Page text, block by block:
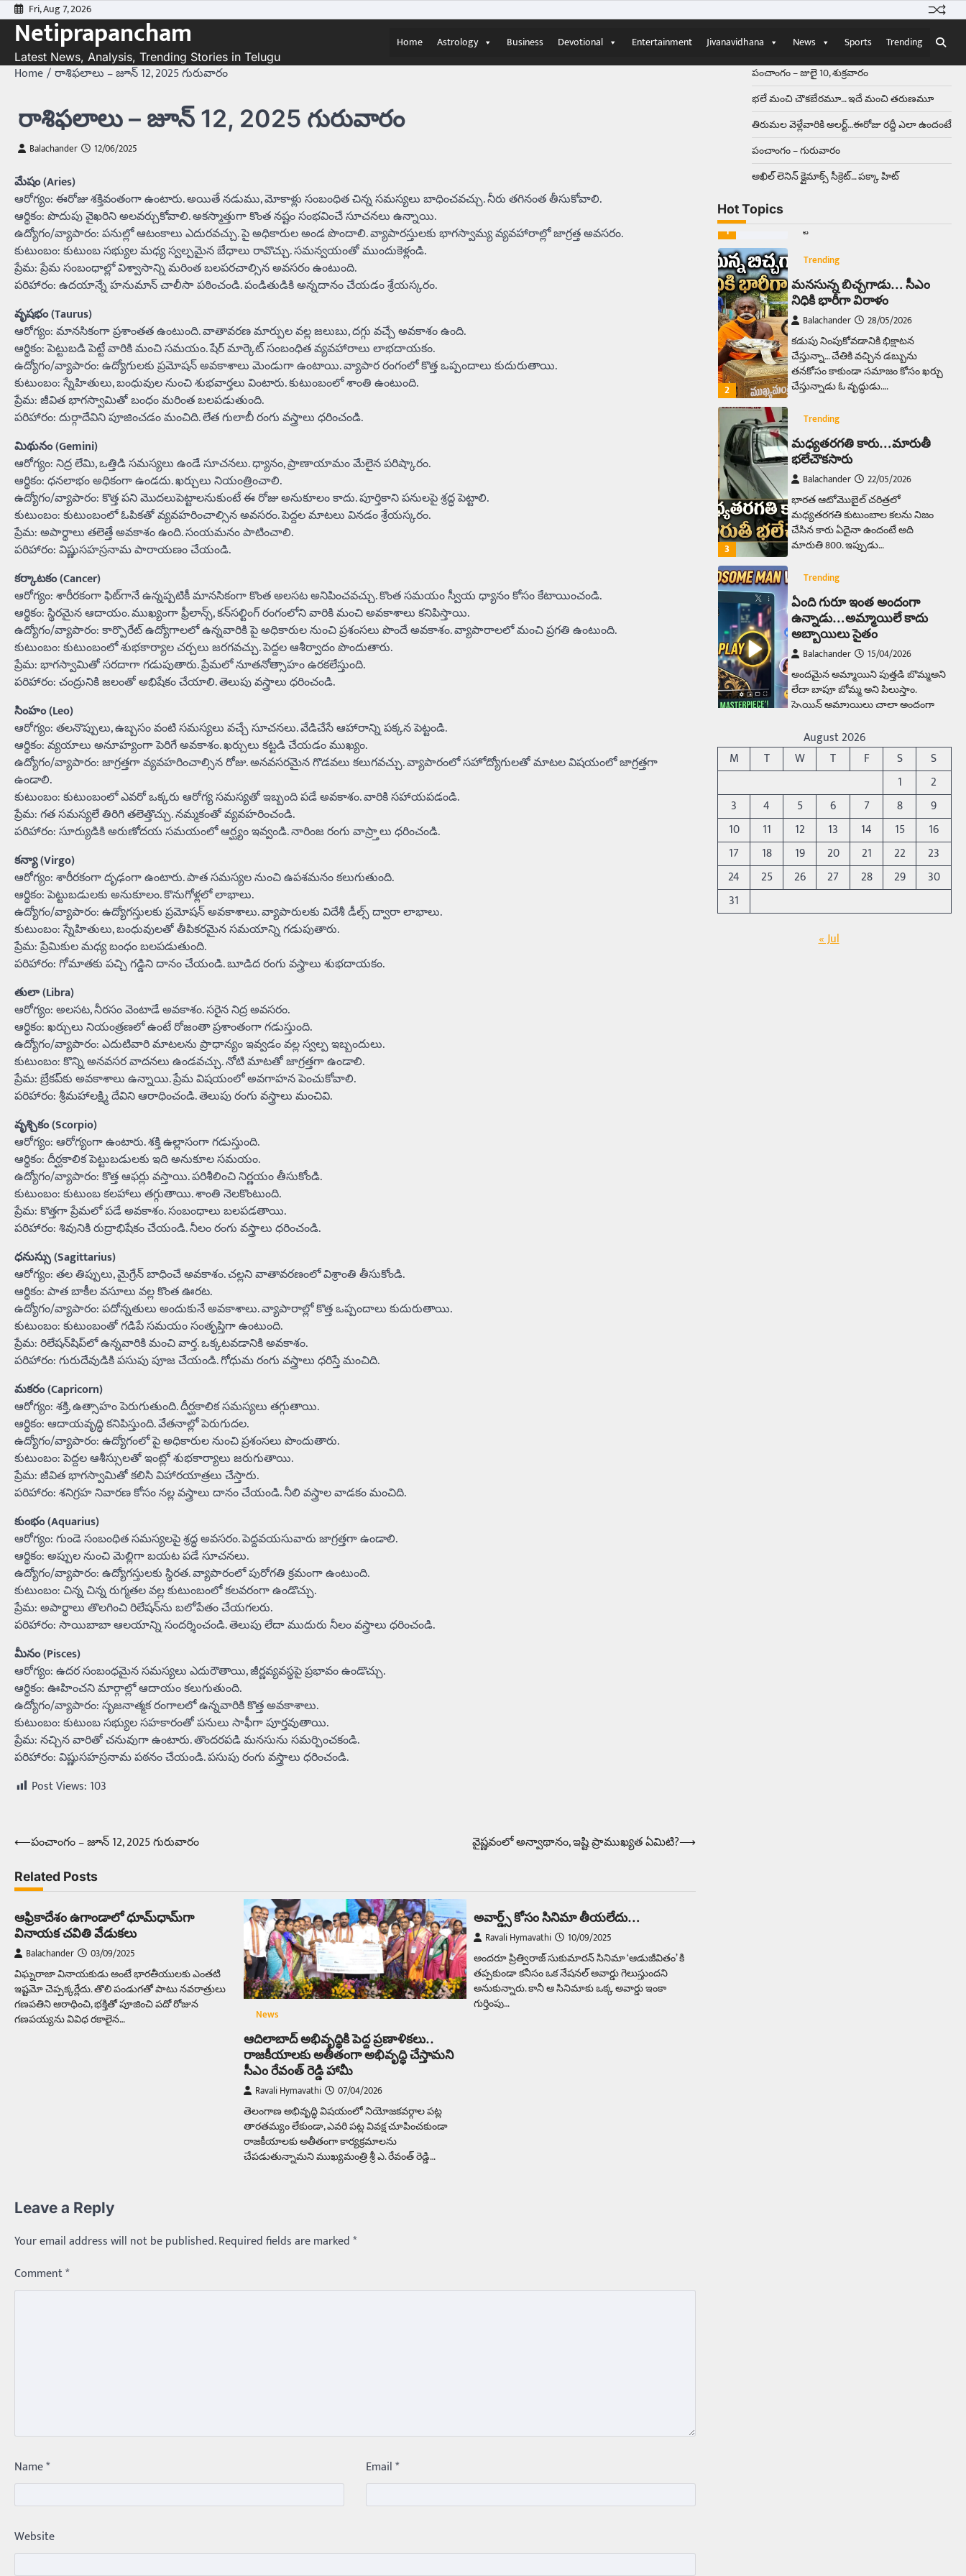
Skip
to
content
Fri, Aug 7, 2026
Netiprapancham
Latest News, Analysis, Trending Stories in Telugu
Home Astrology Business Devotional Entertainment Jivanavidhana News Sports Trending
Home రాశిఫలాలు – జూన్‌ 12, 2025 గురువారం
రాశిఫలాలు – జూన్‌ 12, 2025 గురువారం
Balachander 12/06/2025
మేషం (Aries)
ఆరోగ్యం: ఈరోజు శక్తివంతంగా ఉంటారు. అయితే నడుము, మోకాళ్లు సంబంధిత చిన్న సమస్యలు బాధించవచ్చు. నీరు తగినంత తీసుకోవాలి.
ఆర్థికం: పొదుపు వైఖరిని అలవర్చుకోవాలి. అకస్మాత్తుగా కొంత నష్టం సంభవించే సూచనలు ఉన్నాయి.
ఉద్యోగం/వ్యాపారం: పనుల్లో ఆటంకాలు ఎదురవచ్చు. పై అధికారుల అండ పొందాలి. వ్యాపారస్తులకు భాగస్వామ్య వ్యవహారాల్లో జాగ్రత్త అవసరం.
కుటుంబం: కుటుంబ సభ్యుల మధ్య స్వల్పమైన బేధాలు రావొచ్చు. సమన్వయంతో ముందుకెళ్లండి.
ప్రేమ: ప్రేమ సంబంధాల్లో విశ్వాసాన్ని మరింత బలపరచాల్సిన అవసరం ఉంటుంది.
పరిహారం: ఉదయాన్నే హనుమాన్ చాలీసా పఠించండి. పండితుడికి అన్నదానం చేయడం శ్రేయస్కరం.
వృషభం (Taurus)
ఆరోగ్యం: మానసికంగా ప్రశాంతత ఉంటుంది. వాతావరణ మార్పుల వల్ల జలుబు, దగ్గు వచ్చే అవకాశం ఉంది.
ఆర్థికం: పెట్టుబడి పెట్టే వారికి మంచి సమయం. షేర్ మార్కెట్ సంబంధిత వ్యవహారాలు లాభదాయకం.
ఉద్యోగం/వ్యాపారం: ఉద్యోగులకు ప్రమోషన్ అవకాశాలు మెండుగా ఉంటాయి. వ్యాపార రంగంలో కొత్త ఒప్పందాలు కుదురుతాయి.
కుటుంబం: స్నేహితులు, బంధువుల నుంచి శుభవార్తలు వింటారు. కుటుంబంలో శాంతి ఉంటుంది.
ప్రేమ: జీవిత భాగస్వామితో బంధం మరింత బలపడుతుంది.
పరిహారం: దుర్గాదేవిని పూజించడం మంచిది. లేత గులాబీ రంగు వస్త్రాలు ధరించండి.
మిథునం (Gemini)
ఆరోగ్యం: నిద్ర లేమి, ఒత్తిడి సమస్యలు ఉండే సూచనలు. ధ్యానం, ప్రాణాయామం మేలైన పరిష్కారం.
ఆర్థికం: ధనలాభం అధికంగా ఉండదు. ఖర్చులు నియంత్రించాలి.
ఉద్యోగం/వ్యాపారం: కొత్త పని మొదలుపెట్టాలనుకుంటే ఈ రోజు అనుకూలం కాదు. పూర్తికాని పనులపై శ్రద్ధ పెట్టాలి.
కుటుంబం: కుటుంబంలో ఓపికతో వ్యవహరించాల్సిన అవసరం. పెద్దల మాటలు వినడం శ్రేయస్కరం.
ప్రేమ: అపార్థాలు తలెత్తే అవకాశం ఉంది. సంయమనం పాటించాలి.
పరిహారం: విష్ణుసహస్రనామ పారాయణం చేయండి.
కర్కాటకం (Cancer)
ఆరోగ్యం: శారీరకంగా ఫిట్‌గానే ఉన్నప్పటికీ మానసికంగా కొంత అలసట అనిపించవచ్చు. కొంత సమయం స్వీయ ధ్యానం కోసం కేటాయించండి.
ఆర్థికం: స్థిరమైన ఆదాయం. ముఖ్యంగా ఫ్రీలాన్స్, కన్‌సల్టింగ్ రంగంలోని వారికి మంచి అవకాశాలు కనిపిస్తాయి.
ఉద్యోగం/వ్యాపారం: కార్పొరేట్ ఉద్యోగాలలో ఉన్నవారికి పై అధికారుల నుంచి ప్రశంసలు పొందే అవకాశం. వ్యాపారాలలో మంచి ప్రగతి ఉంటుంది.
కుటుంబం: కుటుంబంలో శుభకార్యాల చర్చలు జరగవచ్చు. పెద్దల ఆశీర్వాదం పొందుతారు.
ప్రేమ: భాగస్వామితో సరదాగా గడుపుతారు. ప్రేమలో నూతనోత్సాహం ఉరకలేస్తుంది.
పరిహారం: చంద్రునికి జలంతో అభిషేకం చేయాలి. తెలుపు వస్త్రాలు ధరించండి.
సింహం (Leo)
ఆరోగ్యం: తలనొప్పులు, ఉబ్బసం వంటి సమస్యలు వచ్చే సూచనలు. వేడిచేసే ఆహారాన్ని పక్కన పెట్టండి.
ఆర్థికం: వ్యయాలు అనూహ్యంగా పెరిగే అవకాశం. ఖర్చులు కట్టడి చేయడం ముఖ్యం.
ఉద్యోగం/వ్యాపారం: జాగ్రత్తగా వ్యవహరించాల్సిన రోజు. అనవసరమైన గొడవలు కలుగవచ్చు. వ్యాపారంలో సహోద్యోగులతో మాటల విషయంలో జాగ్రత్తగా
ఉండాలి.
కుటుంబం: కుటుంబంలో ఎవరో ఒక్కరు ఆరోగ్య సమస్యతో ఇబ్బంది పడే అవకాశం. వారికి సహాయపడండి.
ప్రేమ: గత సమస్యలే తిరిగి తలెత్తొచ్చు. నమ్మకంతో వ్యవహరించండి.
పరిహారం: సూర్యుడికి అరుణోదయ సమయంలో ఆర్ఘ్యం ఇవ్వండి. నారింజ రంగు వాస్ర్తాలు ధరించండి.
కన్యా (Virgo)
ఆరోగ్యం: శారీరకంగా దృఢంగా ఉంటారు. పాత సమస్యల నుంచి ఉపశమనం కలుగుతుంది.
ఆర్థికం: పెట్టుబడులకు అనుకూలం. కొనుగోళ్లలో లాభాలు.
ఉద్యోగం/వ్యాపారం: ఉద్యోగస్తులకు ప్రమోషన్ అవకాశాలు. వ్యాపారులకు విదేశీ డీల్స్ ద్వారా లాభాలు.
కుటుంబం: స్నేహితులు, బంధువులతో తీపికరమైన సమయాన్ని గడుపుతారు.
ప్రేమ: ప్రేమికుల మధ్య బంధం బలపడుతుంది.
పరిహారం: గోమాతకు పచ్చి గడ్డిని దానం చేయండి. బూడిద రంగు వస్త్రాలు శుభదాయకం.
తులా (Libra)
ఆరోగ్యం: అలసట, నీరసం వెంటాడే అవకాశం. సరైన నిద్ర అవసరం.
ఆర్థికం: ఖర్చులు నియంత్రణలో ఉంటే రోజంతా ప్రశాంతంగా గడుస్తుంది.
ఉద్యోగం/వ్యాపారం: ఎదుటివారి మాటలను ప్రాధాన్యం ఇవ్వడం వల్ల స్వల్ప ఇబ్బందులు.
కుటుంబం: కొన్ని అనవసర వాదనలు ఉండవచ్చు. నోటి మాటతో జాగ్రత్తగా ఉండాలి.
ప్రేమ: బ్రేకప్‌కు అవకాశాలు ఉన్నాయి. ప్రేమ విషయంలో అవగాహన పెంచుకోవాలి.
పరిహారం: శ్రీమహాలక్ష్మి దేవిని ఆరాధించండి. తెలుపు రంగు వస్త్రాలు మంచివి.
వృశ్చికం (Scorpio)
ఆరోగ్యం: ఆరోగ్యంగా ఉంటారు. శక్తి ఉల్లాసంగా గడుస్తుంది.
ఆర్థికం: దీర్ఘకాలిక పెట్టుబడులకు ఇది అనుకూల సమయం.
ఉద్యోగం/వ్యాపారం: కొత్త ఆఫర్లు వస్తాయి. పరిశీలించి నిర్ణయం తీసుకోండి.
కుటుంబం: కుటుంబ కలహాలు తగ్గుతాయి. శాంతి నెలకొంటుంది.
ప్రేమ: కొత్తగా ప్రేమలో పడే అవకాశం. సంబంధాలు బలపడతాయి.
పరిహారం: శివునికి రుద్రాభిషేకం చేయండి. నీలం రంగు వస్త్రాలు ధరించండి.
ధనుస్సు (Sagittarius)
ఆరోగ్యం: తల తిప్పులు, మైగ్రేన్ బాధించే అవకాశం. చల్లని వాతావరణంలో విశ్రాంతి తీసుకోండి.
ఆర్థికం: పాత బాకీల వసూలు వల్ల కొంత ఊరట.
ఉద్యోగం/వ్యాపారం: పదోన్నతులు అందుకునే అవకాశాలు. వ్యాపారాల్లో కొత్త ఒప్పందాలు కుదురుతాయి.
కుటుంబం: కుటుంబంతో గడిపే సమయం సంతృప్తిగా ఉంటుంది.
ప్రేమ: రిలేషన్‌షిప్‌లో ఉన్నవారికి మంచి వార్త. ఒక్కటవడానికి అవకాశం.
పరిహారం: గురుదేవుడికి పసుపు పూజ చేయండి. గోధుమ రంగు వస్త్రాలు ధరిస్తే మంచిది.
మకరం (Capricorn)
ఆరోగ్యం: శక్తి, ఉత్సాహం పెరుగుతుంది. దీర్ఘకాలిక సమస్యలు తగ్గుతాయి.
ఆర్థికం: ఆదాయవృద్ధి కనిపిస్తుంది. వేతనాల్లో పెరుగుదల.
ఉద్యోగం/వ్యాపారం: ఉద్యోగంలో పై అధికారుల నుంచి ప్రశంసలు పొందుతారు.
కుటుంబం: పెద్దల ఆశీస్సులతో ఇంట్లో శుభకార్యాలు జరుగుతాయి.
ప్రేమ: జీవిత భాగస్వామితో కలిసి విహారయాత్రలు చేస్తారు.
పరిహారం: శనిగ్రహ నివారణ కోసం నల్ల వస్త్రాలు దానం చేయండి. నీలి వస్త్రాల వాడకం మంచిది.
కుంభం (Aquarius)
ఆరోగ్యం: గుండె సంబంధిత సమస్యలపై శ్రద్ధ అవసరం. పెద్దవయసువారు జాగ్రత్తగా ఉండాలి.
ఆర్థికం: అప్పుల నుంచి మెల్లిగా బయట పడే సూచనలు.
ఉద్యోగం/వ్యాపారం: ఉద్యోగస్తులకు స్థిరత. వ్యాపారంలో పురోగతి క్రమంగా ఉంటుంది.
కుటుంబం: చిన్న చిన్న రుగ్మతల వల్ల కుటుంబంలో కలవరంగా ఉండొచ్చు.
ప్రేమ: అపార్థాలు తొలగించి రిలేషన్‌ను బలోపేతం చేయగలరు.
పరిహారం: సాయిబాబా ఆలయాన్ని సందర్శించండి. తెలుపు లేదా ముదురు నీలం వస్త్రాలు ధరించండి.
మీనం (Pisces)
ఆరోగ్యం: ఉదర సంబంధమైన సమస్యలు ఎదురౌతాయి, జీర్ణవ్యవస్థపై ప్రభావం ఉండొచ్చు.
ఆర్థికం: ఊహించని మార్గాల్లో ఆదాయం కలుగుతుంది.
ఉద్యోగం/వ్యాపారం: సృజనాత్మక రంగాలలో ఉన్నవారికి కొత్త అవకాశాలు.
కుటుంబం: కుటుంబ సభ్యుల సహకారంతో పనులు సాఫీగా పూర్తవుతాయి.
ప్రేమ: నచ్చిన వారితో చనువుగా ఉంటారు. తొందరపడి మనసును సమర్పించకండి.
పరిహారం: విష్ణుసహస్రనామ పఠనం చేయండి. పసుపు రంగు వస్త్రాలు ధరించండి.
Post Views: 103
Post
navigation
⟵పంచాంగం – జూన్‌ 12, 2025 గురువారం వైష్ణవంలో అన్వాథానం, ఇష్టి ప్రాముఖ్యత ఏమిటి?⟶
Related Posts
ఆఫ్రికాదేశం ఉగాండాలో ధూమ్‌ధామ్‌గా
వినాయక చవితి వేడుకలు
Balachander
03/09/2025
విఘ్నరాజా వినాయకుడు అంటే భారతీయులకు ఎంతటి
ఇష్టమో చెప్పక్కర్లేదు. తొలి పండుగతో పాటు నవరాత్రులు
గణపతిని ఆరాధించి, భక్తితో పూజించి పదో రోజున
గణపయ్యను వివిధ రకాలైన…
News
ఆదిలాబాద్ అభివృద్ధికి పెద్ద ప్రణాళికలు..
రాజకీయాలకు అతీతంగా అభివృద్ధి చేస్తామని
సీఎం రేవంత్ రెడ్డి హామీ
Ravali Hymavathi
07/04/2026
తెలంగాణ అభివృద్ధి విషయంలో నియోజకవర్గాల పట్ల
తారతమ్యం లేకుండా, ఎవరి పట్ల వివక్ష చూపించకుండా
రాజకీయాలకు అతీతంగా కార్యక్రమాలను
చేపడుతున్నామని ముఖ్యమంత్రి శ్రీ ఎ. రేవంత్ రెడ్డి…
అవార్డ్స్ కోసం సినిమా తీయలేదు…
Ravali Hymavathi
10/09/2025
అందరూ ప్రిత్విరాజ్ సుకుమారన్ సినిమా ‘ఆడుజీవితం’ కి
తప్పకుండా కనీసం ఒక నేషనల్ అవార్డు గెలుస్తుందని
అనుకున్నారు. కానీ ఆ సినిమాకు ఒక్క అవార్డు ఇంకా
గుర్తింపు…
Leave a Reply
Your email address will not be published.Required fields are marked*
Comment*
Name* Email*
Website
పంచాంగం – జులై 10, శుక్రవారం
భలే మంచి చౌకబేరమూ… ఇదే మంచి తరుణమూ
తిరుమల వెళ్లేవారికి అలర్ట్‌…ఈరోజు రద్దీ ఎలా ఉందంటే
పంచాంగం – గురువారం
అఖిల్‌ లెనిన్ క్లైమాక్స్‌ సీక్రెట్‌… పక్కా హిట్‌
Hot Topics
Balachander 15/04/2026
ఉత్తర ప్రదేశ్‌లోని ఝాన్సీ జిల్లాలో ఒక
వింతైన రోడ్డు ప్రమాదం చోటుచేసుకుంది.
వేల సంఖ్యలో బీరు…
1
Trending
అక్కడ ఆదివారం బట్టలు
ఉతికితే…జైలుకే
Balachander
13/06/2026
ఆదివారం వచ్చిందంటే చాలు
‘బట్టలు ఉతకడం’. వారం…
2
Trending
మనసున్న బిచ్చగాడు… సీఎం
నిధికి భారీగా విరాళం
Balachander
28/05/2026
కడుపు నింపుకోవడానికి భిక్షాటన
చేస్తున్నా… చేతికి వచ్చిన డబ్బును
తనకోసం కాకుండా సమాజం కోసం ఖర్చు
చేస్తున్నాడు ఓ వృద్ధుడు.…
3
Trending
మధ్యతరగతి కారు…మారుతీ
భలేచౌకసారు
Balachander
22/05/2026
భారత ఆటోమొబైల్ చరిత్రలో
మధ్యతరగతి కుటుంబాల కలను నిజం
చేసిన కారు ఏదైనా ఉందంటే అది
మారుతి 800. ఇప్పుడు…
Trending
ఏంది గురూ ఇంత అందంగా
ఉన్నాడు…అమ్మాయిలే కాదు
అబ్బాయిలు సైతం
Balachander
15/04/2026
అందమైన అమ్మాయిని పుత్తడి బొమ్మఅని
లేదా బాపూ బోమ్మ అని పిలుస్తాం.
స్పెయిన్‌ అమ్మాయిలు చాలా అందంగా
5
Trending
రోడ్డుపై ఏరులై పారిన బీర్లు…
ఘాటుతో మండుతున్న నోర్లు
Balachander
15/04/2026
ఉత్తర ప్రదేశ్‌లోని ఝాన్సీ జిల్లాలో ఒక
వింతైన రోడ్డు ప్రమాదం చోటుచేసుకుంది.
ఝాన్సీ–కాన్పూర్ జాతీయ రహదారిపై
వేల సంఖ్యలో బీరు…
Trending
అక్కడ ఆదివారం బట్టలు
August 2026
M
T W T F S
S
1
2
3
4 5 6 7 8
9
10
11 12 13 14 15
16
17
18 19 20 21 22
23
24
25 26 27 28 29
30
31
« Jul